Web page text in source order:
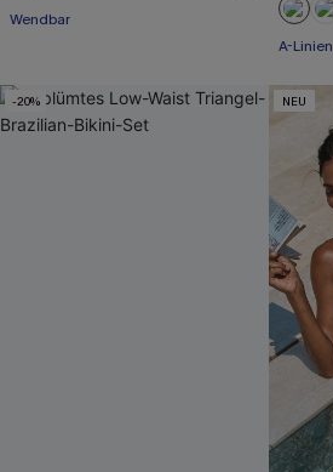
Wendbar
A-Linien
-20% NEU